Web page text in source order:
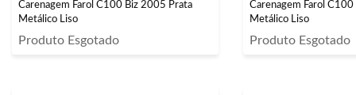
Carenagem Farol C100 Biz 2005 Prata
Metálico Liso
Produto Esgotado
Carenagem Farol
Metálico Liso
Produto Esgotado